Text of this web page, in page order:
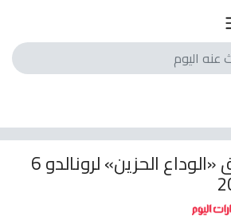
6 أرقام سلبية ترافق «الوداع الحزين» لرونالدو